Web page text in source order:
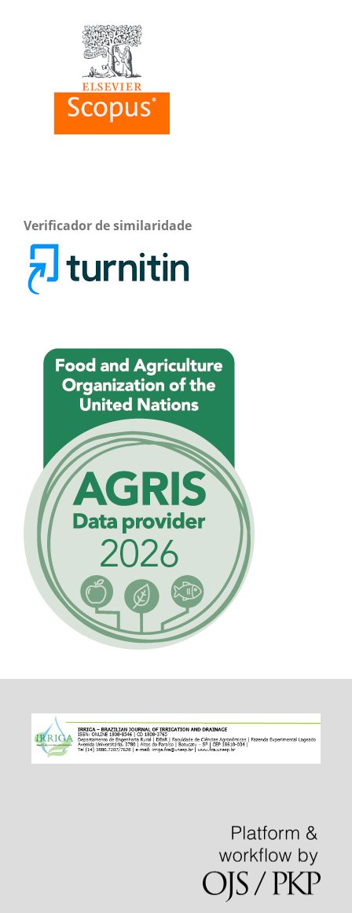
Verificador de similaridade